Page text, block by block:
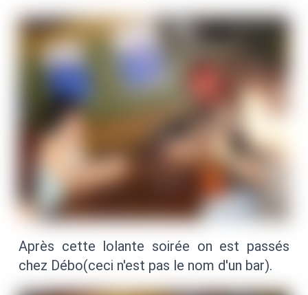
Après cette lolante soirée on est passés
chez Débo(ceci n'est pas le nom d'un bar).